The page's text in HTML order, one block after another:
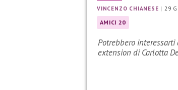
VINCENZO CHIANESE |29
AMICI 20
Potrebbero
extension di Carlotta